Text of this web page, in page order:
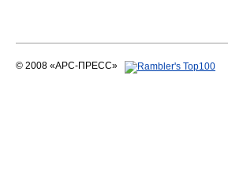
© 2008 «АРС-ПРЕСС»